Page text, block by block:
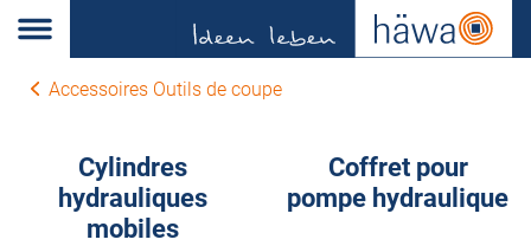
Accessoires Outils de coupe
Cylindres
hydrauliques
mobiles
Coffret pour
pompe hydraulique